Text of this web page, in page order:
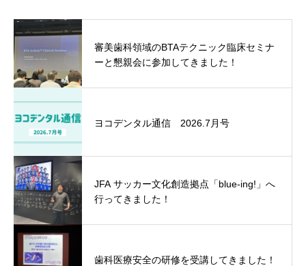
審美歯科領域のBTAテクニック臨床セミナ
ーと懇親会に参加してきました！
ヨコデンタル通信 2026.7月号
JFA サッカー文化創造拠点「blue-ing!」へ
行ってきました！
歯科医療安全の研修を受講してきました！